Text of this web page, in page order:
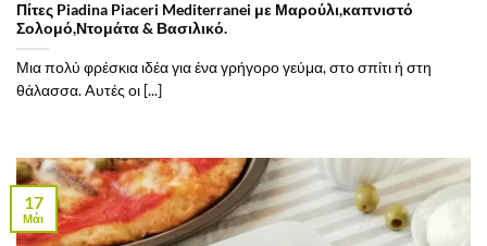
Πίτες Piadina Piaceri Mediterranei με Μαρούλι,καπνιστό
Σολομό,Ντομάτα & Βασιλικό.
Μια πολύ φρέσκια ιδέα για ένα γρήγορο γεύμα, στο σπίτι ή στη
θάλασσα. Aυτές οι [...]
17
Μάι